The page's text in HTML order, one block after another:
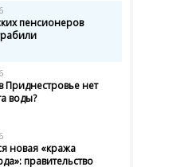
пенсионеров
Приднестровье нет
воды?
новая «кража
правительство